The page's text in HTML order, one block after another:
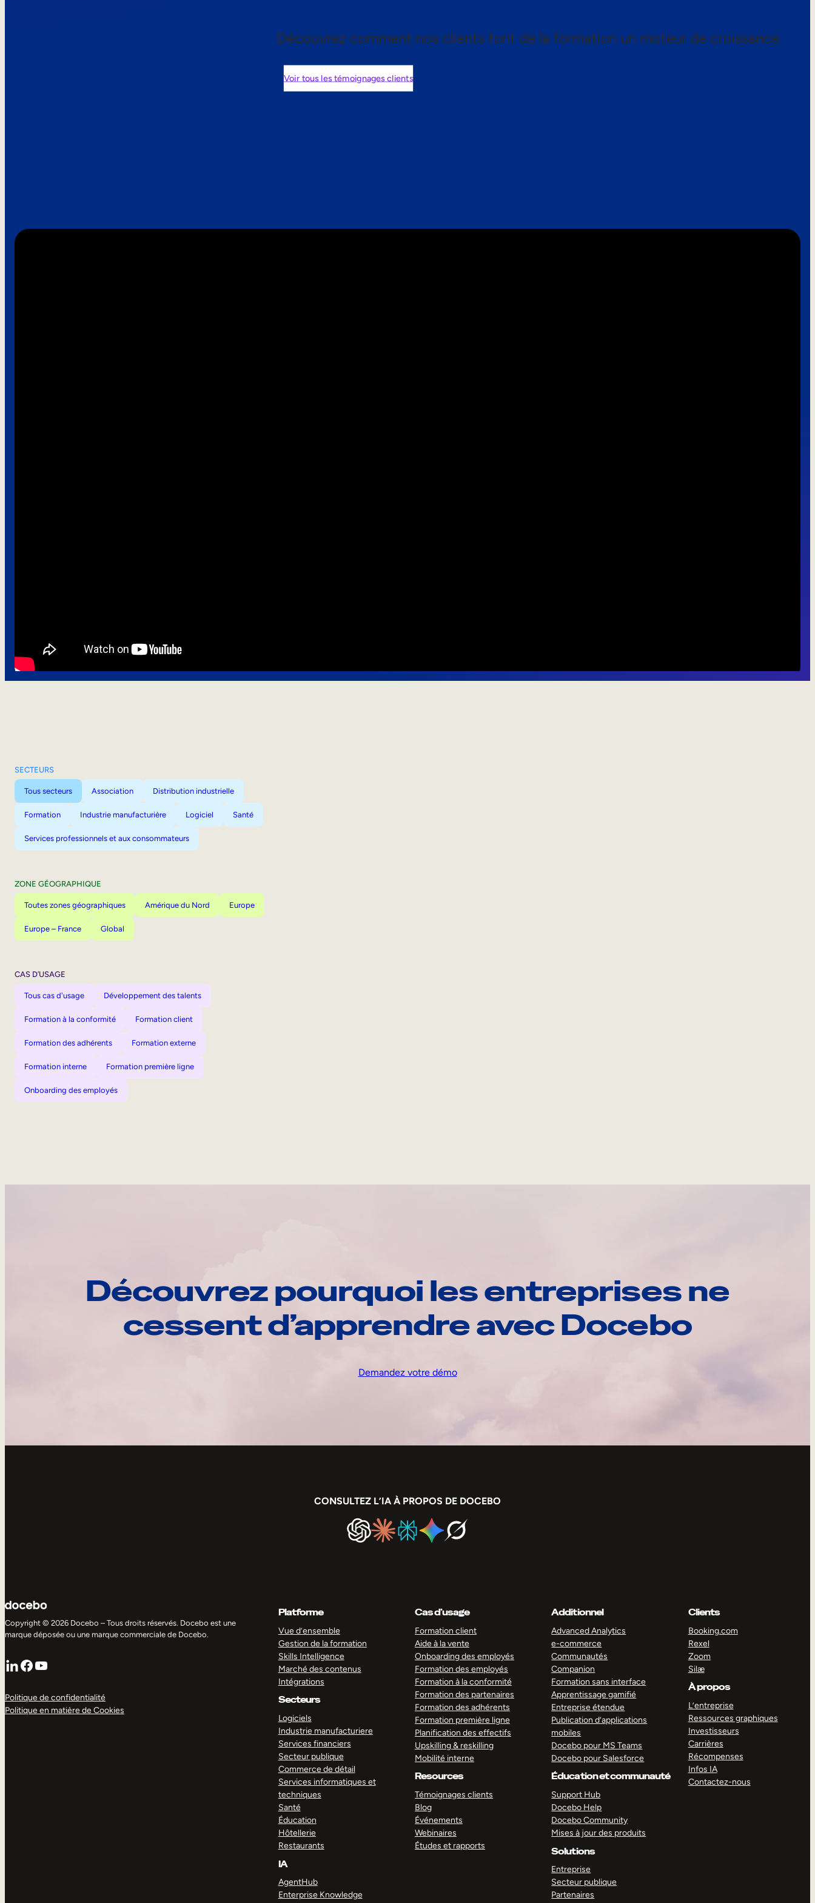
Découvrez comment nos clients font de la formation un moteur de croissance.
Voir tous les témoignages clients
SECTEURS
Tous secteurs Association Distribution industrielle
Formation Industrie manufacturière Logiciel Santé
Services professionnels et aux consommateurs
ZONE GÉOGRAPHIQUE
Toutes zones géographiques Amérique du Nord Europe
Europe – France Global
CAS D’USAGE
Tous cas d'usage Développement des talents
Formation à la conformité Formation client
Formation des adhérents Formation externe
Formation interne Formation première ligne
Onboarding des employés
Découvrez pourquoi les entreprises ne
cessent d’apprendre avec Docebo
Demandez votre démo
CONSULTEZ L’IA À PROPOS DE DOCEBO
Copyright © 2026 Docebo – Tous droits réservés. Docebo est une
marque déposée ou une marque commerciale de Docebo.
LinkedIn
Facebook
YouTube
Politique de confidentialité
Politique en matière de Cookies
Platforme
Vue d’ensemble
Gestion de la formation
Skills Intelligence
Marché des contenus
Intégrations
Secteurs
Logiciels
Industrie manufacturiere
Services financiers
Secteur publique
Commerce de détail
Services informatiques et
techniques
Santé
Éducation
Hôtellerie
Restaurants
IA
AgentHub
Enterprise Knowledge
Cas d’usage
Formation client
Aide à la vente
Onboarding des employés
Formation des employés
Formation à la conformité
Formation des partenaires
Formation des adhérents
Formation première ligne
Planification des effectifs
Upskilling & reskilling
Mobilité interne
Resources
Témoignages clients
Blog
Événements
Webinaires
Études et rapports
Additionnel
Advanced Analytics
e-commerce
Communautés
Companion
Formation sans interface
Apprentissage gamifié
Entreprise étendue
Publication d’applications
mobiles
Docebo pour MS Teams
Docebo pour Salesforce
Éducation et communauté
Support Hub
Docebo Help
Docebo Community
Mises à jour des produits
Solutions
Entreprise
Secteur publique
Partenaires
Clients
Booking.com
Rexel
Zoom
Silæ
À propos
L’entreprise
Ressources graphiques
Investisseurs
Carrières
Récompenses
Infos IA
Contactez-nous